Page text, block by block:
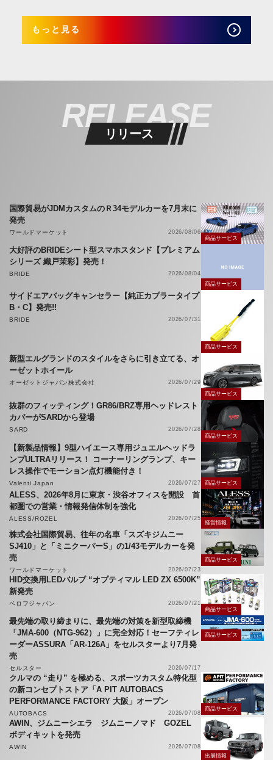
もっと見る
RELEASE
リリース
国際貿易がJDMカスタムのＲ34モデルカーを7月末に
発売
ワールドマーケット
2026/08/06
商品サービス
大好評のBRIDEシート型スマホスタンド【プレミアム
シリーズ 織戸茉彩】発売！
BRIDE
2026/08/04
商品サービス
サイドエアバッグキャンセラー【純正カプラータイプ
B・C】発売!!
BRIDE 2026/07/31
商品サービス
新型エルグランドのスタイルをさらに引き立てる、オ
ーゼットホイール
オーゼットジャパン株式会社
2026/07/29
商品サービス
抜群のフィッティング！GR86/BRZ専用ヘッドレスト
カバーがSARDから登場
SARD
2026/07/28
商品サービス
【新製品情報】9型ハイエース専用ジュエルヘッドラ
ンプULTRAリリース！ コーナーリングランプ、キー
レス操作でモーション点灯機能付き！
Valenti Japan 2026/07/27 商品サービス
ALESS、2026年8月に東京・渋谷オフィスを開設 首
都圏での営業・情報発信体制を強化
ALESS/ROZEL 2026/07/25
経営情報
株式会社国際貿易、往年の名車「スズキジムニー
SJ410」と「ミニクーパーS」の1/43モデルカーを発
売
ワールドマーケット 2026/07/23
商品サービス
HID交換用LEDバルブ “オプティマル LED ZX 6500K”
新発売
ベロフジャパン
2026/07/21
商品サービス
最先端の取り締まりに、最先端の対策を新型取締機
「JMA-600（NTG-962）」に完全対応！セーフティレ
ーダーASSURA「AR-126A」をセルスターより7月発
売
セルスター 2026/07/17
商品サービス
クルマの “走り” を極める、スポーツカスタム特化型
の新コンセプトストア「A PIT AUTOBACS
PERFORMANCE FACTORY 大阪」オープン
AUTOBACS 2026/07/08
商品サービス
AWIN、ジムニーシエラ ジムニーノマド GOZEL
ボディキットを発売
AWIN
2026/07/08
出展情報